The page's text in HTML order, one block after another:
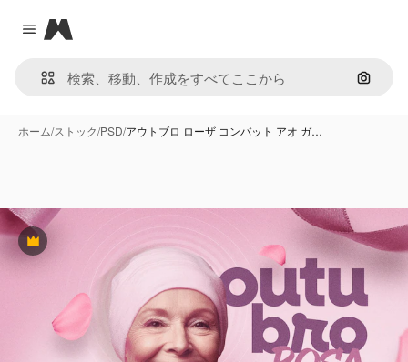
Close menu
Magnific
画像で
ホーム/ストック/PSD/アウトブロ ローザ コンバット アオ ガ…
Premium